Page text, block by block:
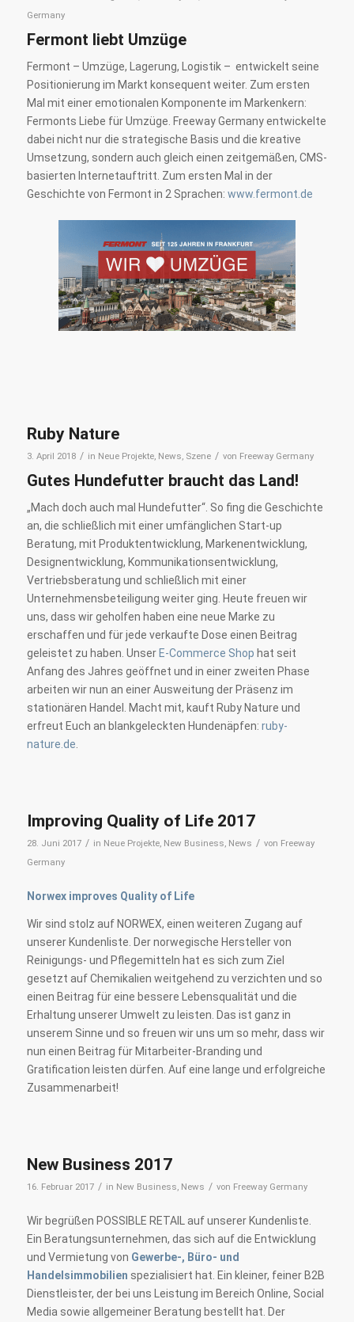
Germany
Fermont liebt Umzüge
Fermont – Umzüge, Lagerung, Logistik – entwickelt seine
Positionierung im Markt konsequent weiter. Zum ersten
Mal mit einer emotionalen Komponente im Markenkern:
Fermonts Liebe für Umzüge. Freeway Germany entwickelte
dabei nicht nur die strategische Basis und die kreative
Umsetzung, sondern auch gleich einen zeitgemäßen, CMS-
basierten Internetauftritt. Zum ersten Mal in der
Geschichte von Fermont in 2 Sprachen: www.fermont.de
Ruby Nature
3. April 2018 / in Neue Projekte, News, Szene / von Freeway Germany
Gutes Hundefutter braucht das Land!
„Mach doch auch mal Hundefutter“. So fing die Geschichte
an, die schließlich mit einer umfänglichen Start-up
Beratung, mit Produktentwicklung, Markenentwicklung,
Designentwicklung, Kommunikationsentwicklung,
Vertriebsberatung und schließlich mit einer
Unternehmensbeteiligung weiter ging. Heute freuen wir
uns, dass wir geholfen haben eine neue Marke zu
erschaffen und für jede verkaufte Dose einen Beitrag
geleistet zu haben. Unser E-Commerce Shop hat seit
Anfang des Jahres geöffnet und in einer zweiten Phase
arbeiten wir nun an einer Ausweitung der Präsenz im
stationären Handel. Macht mit, kauft Ruby Nature und
erfreut Euch an blankgeleckten Hundenäpfen: ruby-
nature.de
Improving Quality of Life 2017
28. Juni 2017 / in Neue Projekte, New Business, News / von Freeway
Germany
Norwex improves Quality of Life
Wir sind stolz auf NORWEX, einen weiteren Zugang auf
unserer Kundenliste. Der norwegische Hersteller von
Reinigungs- und Pflegemitteln hat es sich zum Ziel
gesetzt auf Chemikalien weitgehend zu verzichten und so
einen Beitrag für eine bessere Lebensqualität und die
Erhaltung unserer Umwelt zu leisten. Das ist ganz in
unserem Sinne und so freuen wir uns um so mehr, dass wir
nun einen Beitrag für Mitarbeiter-Branding und
Gratification leisten dürfen. Auf eine lange und erfolgreiche
Zusammenarbeit!
New Business 2017
16. Februar 2017 / in New Business News / von Freeway Germany
Wir begrüßen POSSIBLE RETAIL auf unserer Kundenliste.
Ein Beratungsunternehmen, das sich auf die Entwicklung
und Vermietung von Gewerbe-, Büro- und
Handelsimmobilien spezialisiert hat. Ein kleiner, feiner B2B
Dienstleister, der bei uns Leistung im Bereich Online, Social
Media sowie allgemeiner Beratung bestellt hat. Der